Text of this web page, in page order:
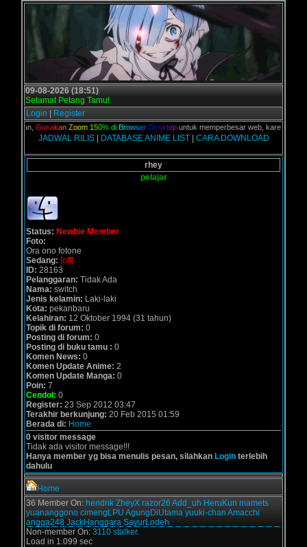
09-08-2026 (18:51)
Selamat Petang Tamu!
Login
Register
kalian,G unakan Z oom 150% di B rowser D esktopuntuk memperbesar web, karena
JADWAL RILIS| DATABASE ANIME LIST| CARA DOWNLOAD
rhey
pelajar
Status: Newbie Member
Foto:
Ora ono fotone
Sedang: [off]
ID: 28163
Pelanggaran: Tidak Ada
Nama: switch
Jenis kelamin: Laki-laki
Kota: pekanbaru
Kelahiran: 12 Oktober 1994 (31 tahun)
Topik di forum: 0
Posting di forum: 0
Posting di buku tamu : 0
Komen News: 0
Komen Update Anime: 2
Komen Update Manga: 0
Poin: 7
Cendol: 0
Register: 23 Sep 2012 03:47
Terakhir berkunjung: 20 Feb 2015 01:59
Berada di: Home
0 visitor message
Tidak ada visitor message!!!
Hanya member yg bisa menulis pesan, silahkan Login terlebih
dahulu
Home
36 Member On: hendrik ZheyX razor26 Add_uh HeruKun mamets
yuananggono cimengLPU AgungDiUtama yuuki-chan Amacchi
angga248 JackHanggara SayurLodeh
Non-member On: 3110 stalker.
Load in 1.099 sec